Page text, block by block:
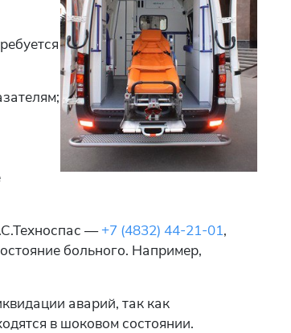
—+7 (4832) 44-21-01,
больного. Например,
аварий, так как
в шоковом состоянии.